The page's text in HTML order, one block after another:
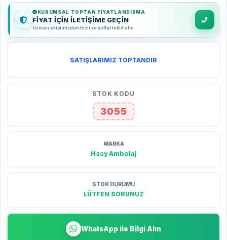
KURUMSAL TOPTAN FIYATLANDIRMA
FİYAT İÇİN İLETİŞİME GEÇİN
Uzman ekibimizden hızlı ve şeffaf teklif alın.
SATIŞLARIMIZ TOPTANDIR
STOK KODU
3055
MARKA
Haay Ambalaj
STOK DURUMU
LÜTFEN SORUNUZ
WhatsApp ile Bilgi Alın